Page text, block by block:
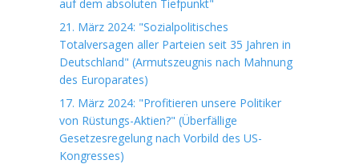
auf dem absoluten Tiefpunkt"
21. März 2024: "Sozialpolitisches
Totalversagen aller Parteien seit 35 Jahren in
Deutschland" (Armutszeugnis nach Mahnung
des Europarates)
17. März 2024: "Profitieren unsere Politiker
von Rüstungs-Aktien?" (Überfällige
Gesetzesregelung nach Vorbild des US-
Kongresses)